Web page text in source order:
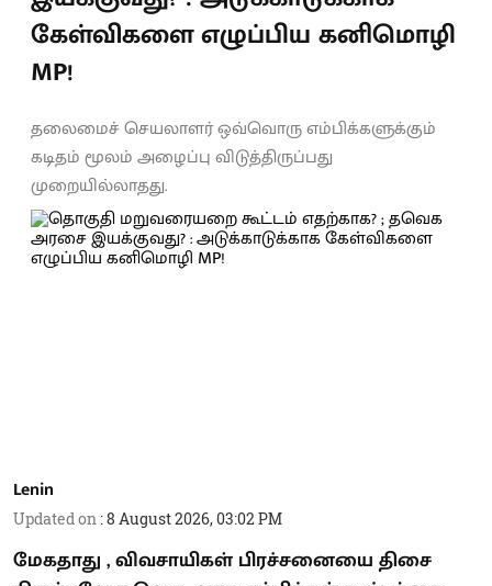
கேள்விகளை எழுப்பிய கனிமொழி
MP!
தலைமைச் செயலாளர் ஒவ்வொரு எம்பிக்களுக்கும்
கடிதம் மூலம் அழைப்பு விடுத்திருப்பது
முறையில்லாதது.
Lenin
Updated on :8 August 2026, 03:02 PM
மேகதாது , விவசாயிகள் பிரச்சனையை திசை